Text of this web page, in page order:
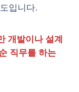
입니다.
개발이나 설계
직무를 하는